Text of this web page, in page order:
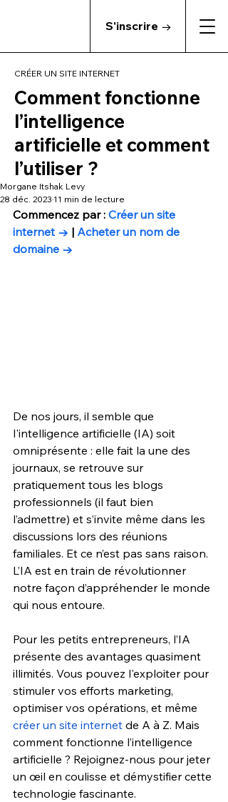
S'inscrire →
CRÉER UN SITE INTERNET
Comment fonctionne
l’intelligence
artificielle et comment
l’utiliser ?
Morgane Itshak Levy
28 déc. 2023 11 min de lecture
Commencez par : Créer un site
internet → | Acheter un nom de
domaine →
De nos jours, il semble que
l'intelligence artificielle (IA) soit
omniprésente : elle fait la une des
journaux, se retrouve sur
pratiquement tous les blogs
professionnels (il faut bien
l’admettre) et s’invite même dans les
discussions lors des réunions
familiales. Et ce n’est pas sans raison.
L’IA est en train de révolutionner
notre façon d’appréhender le monde
qui nous entoure.
Pour les petits entrepreneurs, l’IA
présente des avantages quasiment
illimités. Vous pouvez l'exploiter pour
stimuler vos efforts marketing,
optimiser vos opérations, et même
créer un site internet de A à Z. Mais
comment fonctionne l’intelligence
artificielle ? Rejoignez-nous pour jeter
un œil en coulisse et démystifier cette
technologie fascinante.